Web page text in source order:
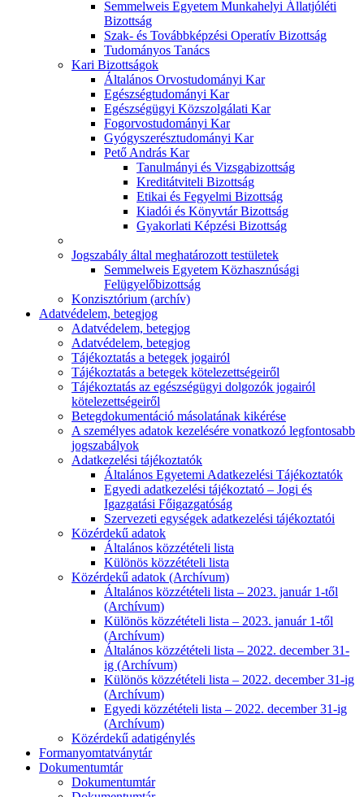
Semmelweis Egyetem Munkahelyi Állatjóléti
Bizottság
Szak- és Továbbképzési Operatív Bizottság
Tudományos Tanács
Kari Bizottságok
Általános Orvostudományi Kar
Egészségtudományi Kar
Egészségügyi Közszolgálati Kar
Fogorvostudományi Kar
Gyógyszerésztudományi Kar
Pető András Kar
Tanulmányi és Vizsgabizottság
Kreditátviteli Bizottság
Etikai és Fegyelmi Bizottság
Kiadói és Könyvtár Bizottság
Gyakorlati Képzési Bizottság
Jogszabály által meghatározott testületek
Semmelweis Egyetem Közhasznúsági
Felügyelőbizottság
Konzisztórium (archív)
Adatvédelem, betegjog
Adatvédelem, betegjog
Adatvédelem, betegjog
Tájékoztatás a betegek jogairól
Tájékoztatás a betegek kötelezettségeiről
Tájékoztatás az egészségügyi dolgozók jogairól
kötelezettségeiről
Betegdokumentáció másolatának kikérése
A személyes adatok kezelésére vonatkozó legfontosabb
jogszabályok
Adatkezelési tájékoztatók
Általános Egyetemi Adatkezelési Tájékoztatók
Egyedi adatkezelési tájékoztató – Jogi és
Igazgatási Főigazgatóság
Szervezeti egységek adatkezelési tájékoztatói
Közérdekű adatok
Általános közzétételi lista
Különös közzétételi lista
Közérdekű adatok (Archívum)
Általános közzétételi lista – 2023. január 1-től
(Archívum)
Különös közzétételi lista – 2023. január 1-től
(Archívum)
Általános közzétételi lista – 2022. december 31-
ig (Archívum)
Különös közzétételi lista – 2022. december 31-ig
(Archívum)
Egyedi közzétételi lista – 2022. december 31-ig
(Archívum)
Közérdekű adatigénylés
Formanyomtatványtár
Dokumentumtár
Dokumentumtár